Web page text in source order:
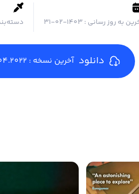
به روز رسانی : 1403-02-31
دانلود آخرین نسخه : 21.04.2022